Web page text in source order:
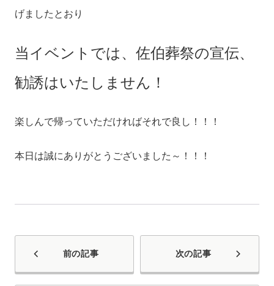
げましたとおり
当イベントでは、佐伯葬祭の宣伝、
勧誘はいたしません！
楽しんで帰っていただければそれで良し！！！
本日は誠にありがとうございました～！！！
前の記事 次の記事